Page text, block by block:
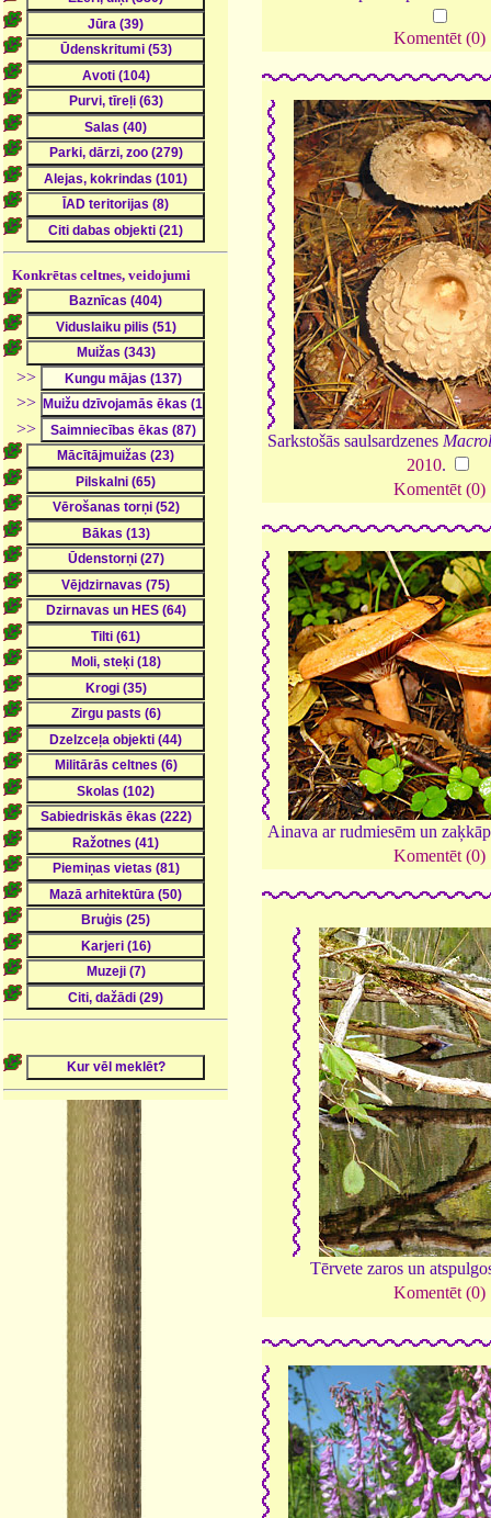
Konkrētas celtnes, veidojumi
>>
>>
>>
Komentēt (0)
Sarkstošās saulsardzenes
2010.
Komentēt (0)
Ainava ar rudmiesēm un
Komentēt (0)
Tērvete zaros un
Komentēt (0)